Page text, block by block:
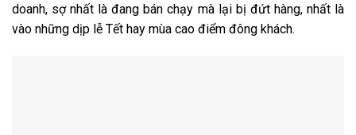
doanh, sợ nhất là đang bán chạy mà lại bị đứt hàng, nhất là
vào những dịp lễ Tết hay mùa cao điểm đông khách.